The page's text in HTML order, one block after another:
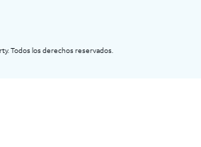
Todos los derechos reservados.